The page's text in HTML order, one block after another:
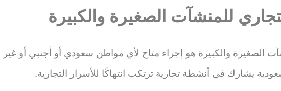
للمنشآت الصغيرة والكبيرة
الصغيرة والكبيرة هو إجراء متاح لأي مواطن سعودي أو أجنبي أو غير
يشارك في أنشطة تجارية ترتكب انتهاكًا للأسرار التجارية.